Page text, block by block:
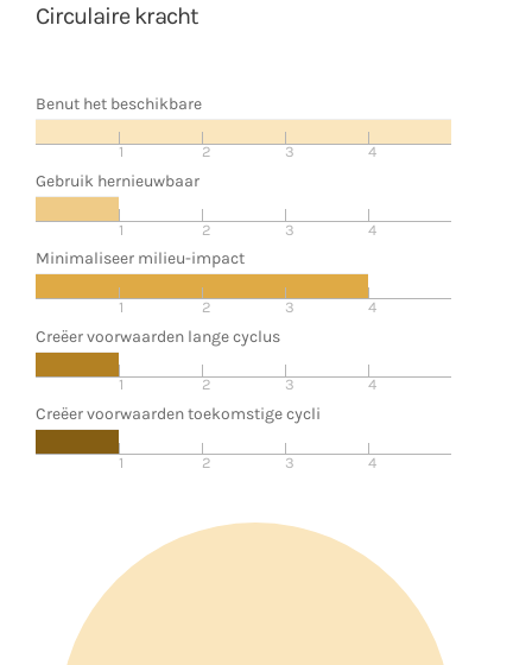
Circulaire kracht
Benut het beschikbare
1 2 3 4
Gebruik hernieuwbaar
1 2 3 4
Minimaliseer milieu-impact
1 2 3 4
Creëer voorwaarden lange cyclus
1 2 3 4
Creëer voorwaarden toekomstige cycli
1 2 3 4